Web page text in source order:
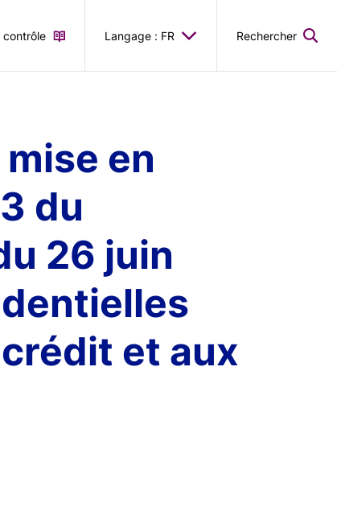
contrôle Langage : FR Rechercher
en
du
26 juin
et aux